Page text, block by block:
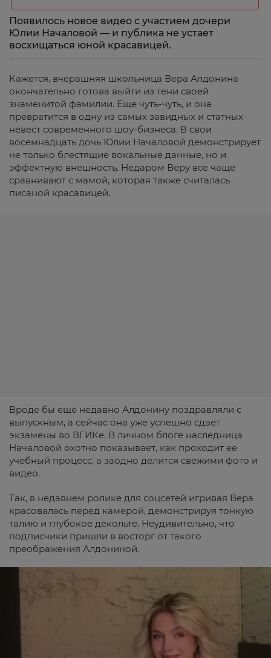
Появилось новое видео с участием дочери
Юлии Началовой — и публика не устает
восхищаться юной красавицей.
Кажется, вчерашняя школьница Вера Алдонина
окончательно готова выйти из тени своей
знаменитой фамилии. Еще чуть-чуть, и она
превратится в одну из самых завидных и статных
невест современного шоу-бизнеса. В свои
восемнадцать дочь Юлии Началовой демонстрирует
не только блестящие вокальные данные, но и
эффектную внешность. Недаром Веру все чаще
сравнивают с мамой, которая также считалась
писаной красавицей.
Вроде бы еще недавно Алдонину поздравляли с
выпускным, а сейчас она уже успешно сдает
экзамены во ВГИКе. В личном блоге наследница
Началовой охотно показывает, как проходит ее
учебный процесс, а заодно делится свежими фото и
видео.
Так, в недавнем ролике для соцсетей игривая Вера
красовалась перед камерой, демонстрируя тонкую
талию и глубокое декольте. Неудивительно, что
подписчики пришли в восторг от такого
преображения Алдониной.